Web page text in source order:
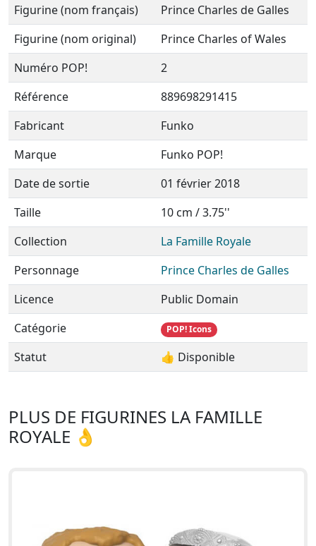
Figurine (nom français)
Prince Charles de Galles
Figurine (nom original)
Prince Charles of Wales
Numéro POP!
2
Référence
889698291415
Fabricant
Funko
Marque
Funko POP!
Date de sortie
01 février 2018
Taille
10 cm / 3.75''
Collection
La Famille Royale
Personnage
Prince Charles de Galles
Licence
Public Domain
Catégorie
POP! Icons
Statut 👍 Disponible
PLUS DE FIGURINES LA FAMILLE
ROYALE 👌